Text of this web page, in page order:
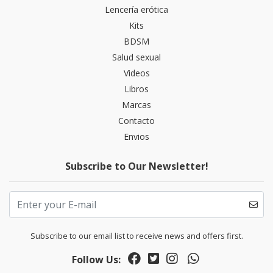
Lencería erótica
Kits
BDSM
Salud sexual
Videos
Libros
Marcas
Contacto
Envios
Subscribe to Our Newsletter!
Subscribe to our email list to receive news and offers first.
Follow Us: